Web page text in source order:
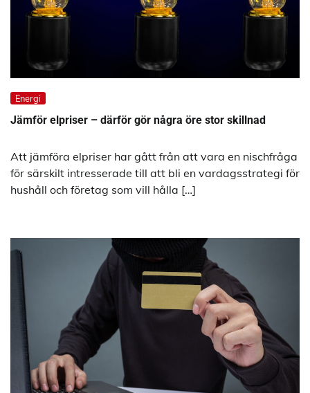
Energi
Jämför elpriser – därför gör några öre stor skillnad
Att jämföra elpriser har gått från att vara en nischfråga
för särskilt intresserade till att bli en vardagsstrategi för
hushåll och företag som vill hålla […]